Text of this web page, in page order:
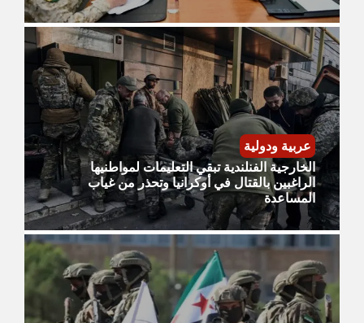
عربية ودولية
الخارجية الفنلندية تبقي التعليمات لمواطنيها
الراغبين بالقتال في أوكرانيا وتحذر من غياب
المساعدة